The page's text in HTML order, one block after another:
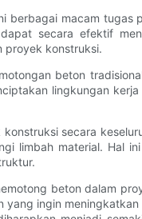
macam
secara efektif
proyek konstruksi.
beton
lingkungan
secara
limbah material. Hal
beton dalam
ingin